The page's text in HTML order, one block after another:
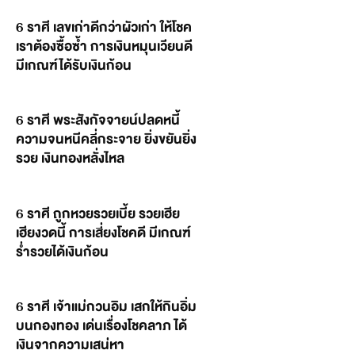
6 ราศี เลขเก่าดีกว่าผัวเก่า ให้โชค
เราต้องซื้อซ้ำ การเงินหมุนเวียนดี
มีเกณฑ์ได้รับเงินก้อน
6 ราศี พระสังกัจจายน์ปลดหนี้
ความจนหนีคลี่กระจาย ยิ่งขยันยิ่ง
รวย เงินทองหลั่งไหล
6 ราศี ถูกหวยรวยเบี้ย รวยเฮีย
เฮียงวดนี้ การเสี่ยงโชคดี มีเกณฑ์
ร่ำรวยได้เงินก้อน
6 ราศี เจ้าแม่กวนอิม เสกให้กินอิ่ม
บนกองทอง เด่นเรื่องโชคลาภ ได้
เงินจากความเสน่หา